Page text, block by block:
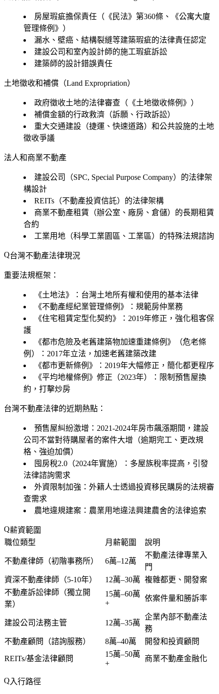
房屋瑕疵擔保責任（《民法》第360條、《公寓大廈
管理條例》）
漏水、壁癌、結構裂縫等建築瑕疵的法律責任認定
建設公司和室內設計師的施工瑕疵訴訟
建築師的設計錯誤責任
土地徵收和補償（Land Expropriation）
政府徵收土地的法律審查（《土地徵收條例》）
補償金額的行政救濟（訴願、行政訴訟）
重大交通建設（捷運、快速道路）和公共設施的土地
徵收爭議
法人和商業不動產
建設公司（SPC, Special Purpose Company）的法律架
構設計
REITs（不動產投資信託）的法律架構
商業不動產租賃（辦公室、廠房、倉儲）的長期租賃
合約
工業用地（科學工業園區、工業區）的特殊法規諮詢
台灣不動產法律現況
重要法規框架：
《土地法》：台灣土地所有權和使用的基本法律
《不動產經紀業管理條例》：規範房仲業務
《住宅租賃定型化契約》：2019年修正，強化租客保
護
《都市危險及老舊建築物加速重建條例》（危老條
例）：2017年立法，加速老舊建築改建
《都市更新條例》：2019年大幅修正，簡化都更程序
《平均地權條例》修正（2023年）：限制預售屋換
約，打擊炒房
台灣不動產法律的近期熱點：
預售屋糾紛激增：2021-2024年房市飆漲期間，建設
公司不當對待購屋者的案件大增（逾期完工、更改規
格、強迫加價）
囤房稅2.0（2024年實施）：多屋族稅率提高，引發
法律諮詢需求
外資限制加強：外籍人士透過投資移民購房的法規審
查需求
農地違規建案：農業用地違法興建農舍的法律追索
薪資範圍
職位類型
月薪範圍 說明
不動產律師（初階事務所） 6萬–12萬
不動產法律專業入
門
資深不動產律師（5-10年）
12萬–30萬 複雜都更、開發案
不動產訴訟律師（獨立開
業）
15萬–60萬
+
依案件量和勝訴率
建設公司法務主管 12萬–35萬
企業內部不動產法
務
不動產顧問（諮詢服務）
8萬–40萬 開發和投資顧問
REITs/基金法律顧問
15萬–50萬
+
商業不動產金融化
入行路徑